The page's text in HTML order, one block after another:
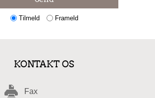
Tilmeld Frameld
KONTAKT OS
Fax